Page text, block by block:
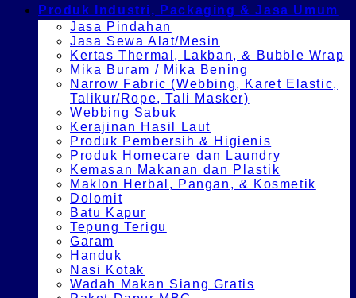
Produk Industri, Packaging & Jasa Umum
Jasa Pindahan
Jasa Sewa Alat/Mesin
Kertas Thermal, Lakban, & Bubble Wrap
Mika Buram / Mika Bening
Narrow Fabric (Webbing, Karet Elastic,
Talikur/Rope, Tali Masker)
Webbing Sabuk
Kerajinan Hasil Laut
Produk Pembersih & Higienis
Produk Homecare dan Laundry
Kemasan Makanan dan Plastik
Maklon Herbal, Pangan, & Kosmetik
Dolomit
Batu Kapur
Tepung Terigu
Garam
Handuk
Nasi Kotak
Wadah Makan Siang Gratis